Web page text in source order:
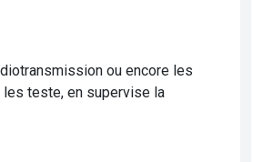
ou encore les
teste, en supervise la